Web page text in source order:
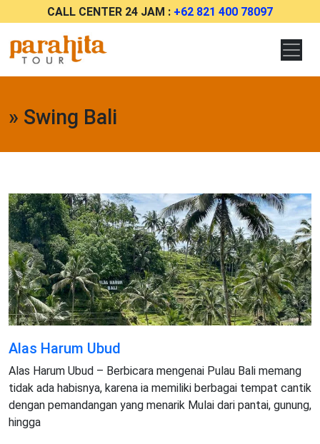
CALL CENTER 24 JAM : +62 821 400 78097
» Swing Bali
Alas Harum Ubud
Alas Harum Ubud – Berbicara mengenai Pulau Bali memang
tidak ada habisnya, karena ia memiliki berbagai tempat cantik
dengan pemandangan yang menarik Mulai dari pantai, gunung,
hingga